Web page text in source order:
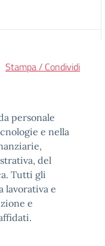
Stampa / Condividi
personale
e nella
del
Tutti gli
lavorativa e
e